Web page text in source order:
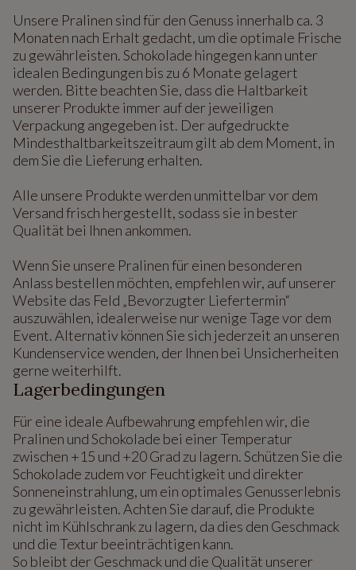
Unsere Pralinen sind für den Genuss innerhalb ca. 3
Monaten nach Erhalt gedacht, um die optimale Frische
zu gewährleisten. Schokolade hingegen kann unter
idealen Bedingungen bis zu 6 Monate gelagert
werden. Bitte beachten Sie, dass die Haltbarkeit
unserer Produkte immer auf der jeweiligen
Verpackung angegeben ist. Der aufgedruckte
Mindesthaltbarkeitszeitraum gilt ab dem Moment, in
dem Sie die Lieferung erhalten.
Alle unsere Produkte werden unmittelbar vor dem
Versand frisch hergestellt, sodass sie in bester
Qualität bei Ihnen ankommen.
Wenn Sie unsere Pralinen für einen besonderen
Anlass bestellen möchten, empfehlen wir, auf unserer
Website das Feld „Bevorzugter Liefertermin“
auszuwählen, idealerweise nur wenige Tage vor dem
Event. Alternativ können Sie sich jederzeit an unseren
Kundenservice wenden, der Ihnen bei Unsicherheiten
gerne weiterhilft.
Lagerbedingungen
Für eine ideale Aufbewahrung empfehlen wir, die
Pralinen und Schokolade bei einer Temperatur
zwischen +15 und +20 Grad zu lagern. Schützen Sie die
Schokolade zudem vor Feuchtigkeit und direkter
Sonneneinstrahlung, um ein optimales Genusserlebnis
zu gewährleisten. Achten Sie darauf, die Produkte
nicht im Kühlschrank zu lagern, da dies den Geschmack
und die Textur beeinträchtigen kann.
So bleibt der Geschmack und die Qualität unserer